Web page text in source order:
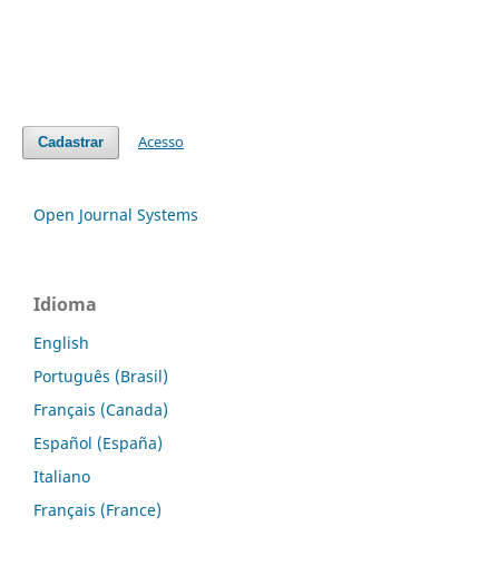
Cadastrar Acesso
Open Journal Systems
Idioma
English
Português (Brasil)
Français (Canada)
Español (España)
Italiano
Français (France)